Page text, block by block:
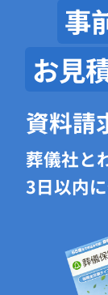
事
お見
資料請
葬儀社と
3日以内